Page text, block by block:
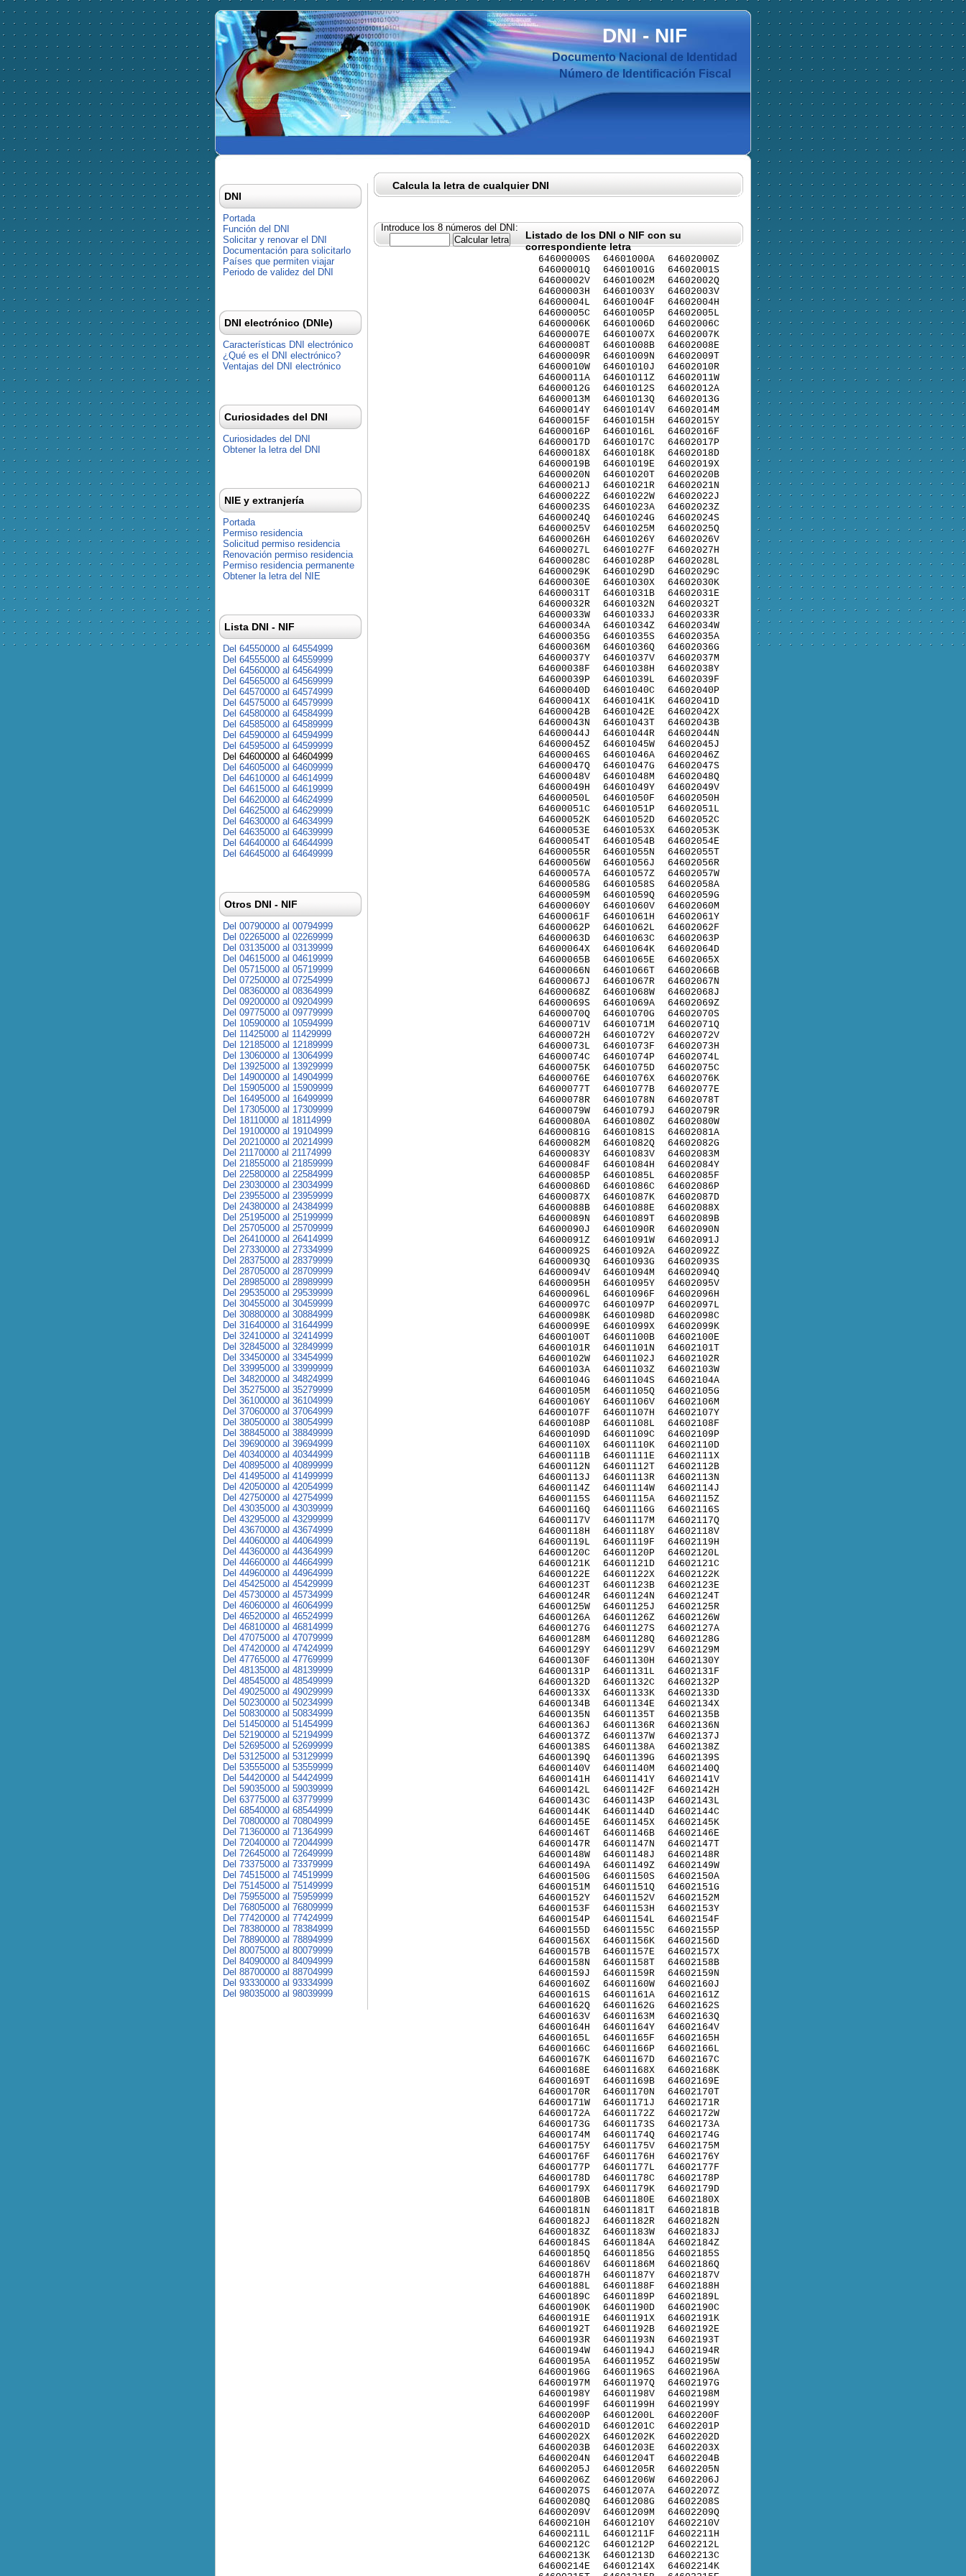
DNI-NIF
Documento Nacional de Identidad
Número de Identificación Fiscal
Calcula la letra de cualquier DNI
Introduce los 8 números del DNI:
Listado de los DNI o NIF con su
correspondiente letra
64600000S
64600001Q
64600002V
64600003H
64600004L
64600005C
64600006K
64600007E
64600008T
64600009R
64600010W
64600011A
64600012G
64600013M
64600014Y
64600015F
64600016P
64600017D
64600018X
64600019B
64600020N
64600021J
64600022Z
64600023S
64600024Q
64600025V
64600026H
64600027L
64600028C
64600029K
64600030E
64600031T
64600032R
64600033W
64600034A
64600035G
64600036M
64600037Y
64600038F
64600039P
64600040D
64600041X
64600042B
64600043N
64600044J
64600045Z
64600046S
64600047Q
64600048V
64600049H
64600050L
64600051C
64600052K
64600053E
64600054T
64600055R
64600056W
64600057A
64600058G
64600059M
64600060Y
64600061F
64600062P
64600063D
64600064X
64600065B
64600066N
64600067J
64600068Z
64600069S
64600070Q
64600071V
64600072H
64600073L
64600074C
64600075K
64600076E
64600077T
64600078R
64600079W
64600080A
64600081G
64600082M
64600083Y
64600084F
64600085P
64600086D
64600087X
64600088B
64600089N
64600090J
64600091Z
64600092S
64600093Q
64600094V
64600095H
64600096L
64600097C
64600098K
64600099E
64600100T
64600101R
64600102W
64600103A
64600104G
64600105M
64600106Y
64600107F
64600108P
64600109D
64600110X
64600111B
64600112N
64600113J
64600114Z
64600115S
64600116Q
64600117V
64600118H
64600119L
64600120C
64600121K
64600122E
64600123T
64600124R
64600125W
64600126A
64600127G
64600128M
64600129Y
64600130F
64600131P
64600132D
64600133X
64600134B
64600135N
64600136J
64600137Z
64600138S
64600139Q
64600140V
64600141H
64600142L
64600143C
64600144K
64600145E
64600146T
64600147R
64600148W
64600149A
64600150G
64600151M
64600152Y
64600153F
64600154P
64600155D
64600156X
64600157B
64600158N
64600159J
64600160Z
64600161S
64600162Q
64600163V
64600164H
64600165L
64600166C
64600167K
64600168E
64600169T
64600170R
64600171W
64600172A
64600173G
64600174M
64600175Y
64600176F
64600177P
64600178D
64600179X
64600180B
64600181N
64600182J
64600183Z
64600184S
64600185Q
64600186V
64600187H
64600188L
64600189C
64600190K
64600191E
64600192T
64600193R
64600194W
64600195A
64600196G
64600197M
64600198Y
64600199F
64600200P
64600201D
64600202X
64600203B
64600204N
64600205J
64600206Z
64600207S
64600208Q
64600209V
64600210H
64600211L
64600212C
64600213K
64600214E
64601000A
64601001G
64601002M
64601003Y
64601004F
64601005P
64601006D
64601007X
64601008B
64601009N
64601010J
64601011Z
64601012S
64601013Q
64601014V
64601015H
64601016L
64601017C
64601018K
64601019E
64601020T
64601021R
64601022W
64601023A
64601024G
64601025M
64601026Y
64601027F
64601028P
64601029D
64601030X
64601031B
64601032N
64601033J
64601034Z
64601035S
64601036Q
64601037V
64601038H
64601039L
64601040C
64601041K
64601042E
64601043T
64601044R
64601045W
64601046A
64601047G
64601048M
64601049Y
64601050F
64601051P
64601052D
64601053X
64601054B
64601055N
64601056J
64601057Z
64601058S
64601059Q
64601060V
64601061H
64601062L
64601063C
64601064K
64601065E
64601066T
64601067R
64601068W
64601069A
64601070G
64601071M
64601072Y
64601073F
64601074P
64601075D
64601076X
64601077B
64601078N
64601079J
64601080Z
64601081S
64601082Q
64601083V
64601084H
64601085L
64601086C
64601087K
64601088E
64601089T
64601090R
64601091W
64601092A
64601093G
64601094M
64601095Y
64601096F
64601097P
64601098D
64601099X
64601100B
64601101N
64601102J
64601103Z
64601104S
64601105Q
64601106V
64601107H
64601108L
64601109C
64601110K
64601111E
64601112T
64601113R
64601114W
64601115A
64601116G
64601117M
64601118Y
64601119F
64601120P
64601121D
64601122X
64601123B
64601124N
64601125J
64601126Z
64601127S
64601128Q
64601129V
64601130H
64601131L
64601132C
64601133K
64601134E
64601135T
64601136R
64601137W
64601138A
64601139G
64601140M
64601141Y
64601142F
64601143P
64601144D
64601145X
64601146B
64601147N
64601148J
64601149Z
64601150S
64601151Q
64601152V
64601153H
64601154L
64601155C
64601156K
64601157E
64601158T
64601159R
64601160W
64601161A
64601162G
64601163M
64601164Y
64601165F
64601166P
64601167D
64601168X
64601169B
64601170N
64601171J
64601172Z
64601173S
64601174Q
64601175V
64601176H
64601177L
64601178C
64601179K
64601180E
64601181T
64601182R
64601183W
64601184A
64601185G
64601186M
64601187Y
64601188F
64601189P
64601190D
64601191X
64601192B
64601193N
64601194J
64601195Z
64601196S
64601197Q
64601198V
64601199H
64601200L
64601201C
64601202K
64601203E
64601204T
64601205R
64601206W
64601207A
64601208G
64601209M
64601210Y
64601211F
64601212P
64601213D
64601214X
64602000Z
64602001S
64602002Q
64602003V
64602004H
64602005L
64602006C
64602007K
64602008E
64602009T
64602010R
64602011W
64602012A
64602013G
64602014M
64602015Y
64602016F
64602017P
64602018D
64602019X
64602020B
64602021N
64602022J
64602023Z
64602024S
64602025Q
64602026V
64602027H
64602028L
64602029C
64602030K
64602031E
64602032T
64602033R
64602034W
64602035A
64602036G
64602037M
64602038Y
64602039F
64602040P
64602041D
64602042X
64602043B
64602044N
64602045J
64602046Z
64602047S
64602048Q
64602049V
64602050H
64602051L
64602052C
64602053K
64602054E
64602055T
64602056R
64602057W
64602058A
64602059G
64602060M
64602061Y
64602062F
64602063P
64602064D
64602065X
64602066B
64602067N
64602068J
64602069Z
64602070S
64602071Q
64602072V
64602073H
64602074L
64602075C
64602076K
64602077E
64602078T
64602079R
64602080W
64602081A
64602082G
64602083M
64602084Y
64602085F
64602086P
64602087D
64602088X
64602089B
64602090N
64602091J
64602092Z
64602093S
64602094Q
64602095V
64602096H
64602097L
64602098C
64602099K
64602100E
64602101T
64602102R
64602103W
64602104A
64602105G
64602106M
64602107Y
64602108F
64602109P
64602110D
64602111X
64602112B
64602113N
64602114J
64602115Z
64602116S
64602117Q
64602118V
64602119H
64602120L
64602121C
64602122K
64602123E
64602124T
64602125R
64602126W
64602127A
64602128G
64602129M
64602130Y
64602131F
64602132P
64602133D
64602134X
64602135B
64602136N
64602137J
64602138Z
64602139S
64602140Q
64602141V
64602142H
64602143L
64602144C
64602145K
64602146E
64602147T
64602148R
64602149W
64602150A
64602151G
64602152M
64602153Y
64602154F
64602155P
64602156D
64602157X
64602158B
64602159N
64602160J
64602161Z
64602162S
64602163Q
64602164V
64602165H
64602166L
64602167C
64602168K
64602169E
64602170T
64602171R
64602172W
64602173A
64602174G
64602175M
64602176Y
64602177F
64602178P
64602179D
64602180X
64602181B
64602182N
64602183J
64602184Z
64602185S
64602186Q
64602187V
64602188H
64602189L
64602190C
64602191K
64602192E
64602193T
64602194R
64602195W
64602196A
64602197G
64602198M
64602199Y
64602200F
64602201P
64602202D
64602203X
64602204B
64602205N
64602206J
64602207Z
64602208S
64602209Q
64602210V
64602211H
64602212L
64602213C
64602214K
DNI
Portada
Función del DNI
Solicitar y renovar el DNI
Documentación para solicitarlo
Países que permiten viajar
Periodo de validez del DNI
DNI electrónico (DNIe)
Características DNI electrónico
¿Qué es el DNI electrónico?
Ventajas del DNI electrónico
Curiosidades del DNI
Curiosidades del DNI
Obtener la letra del DNI
NIE y extranjería
Portada
Permiso residencia
Solicitud permiso residencia
Renovación permiso residencia
Permiso residencia permanente
Obtener la letra del NIE
Lista DNI - NIF
Del 64550000 al 64554999
Del 64555000 al 64559999
Del 64560000 al 64564999
Del 64565000 al 64569999
Del 64570000 al 64574999
Del 64575000 al 64579999
Del 64580000 al 64584999
Del 64585000 al 64589999
Del 64590000 al 64594999
Del 64595000 al 64599999
Del 64600000 al 64604999
Del 64605000 al 64609999
Del 64610000 al 64614999
Del 64615000 al 64619999
Del 64620000 al 64624999
Del 64625000 al 64629999
Del 64630000 al 64634999
Del 64635000 al 64639999
Del 64640000 al 64644999
Del 64645000 al 64649999
Otros DNI - NIF
Del 00790000 al 00794999
Del 02265000 al 02269999
Del 03135000 al 03139999
Del 04615000 al 04619999
Del 05715000 al 05719999
Del 07250000 al 07254999
Del 08360000 al 08364999
Del 09200000 al 09204999
Del 09775000 al 09779999
Del 10590000 al 10594999
Del 11425000 al 11429999
Del 12185000 al 12189999
Del 13060000 al 13064999
Del 13925000 al 13929999
Del 14900000 al 14904999
Del 15905000 al 15909999
Del 16495000 al 16499999
Del 17305000 al 17309999
Del 18110000 al 18114999
Del 19100000 al 19104999
Del 20210000 al 20214999
Del 21170000 al 21174999
Del 21855000 al 21859999
Del 22580000 al 22584999
Del 23030000 al 23034999
Del 23955000 al 23959999
Del 24380000 al 24384999
Del 25195000 al 25199999
Del 25705000 al 25709999
Del 26410000 al 26414999
Del 27330000 al 27334999
Del 28375000 al 28379999
Del 28705000 al 28709999
Del 28985000 al 28989999
Del 29535000 al 29539999
Del 30455000 al 30459999
Del 30880000 al 30884999
Del 31640000 al 31644999
Del 32410000 al 32414999
Del 32845000 al 32849999
Del 33450000 al 33454999
Del 33995000 al 33999999
Del 34820000 al 34824999
Del 35275000 al 35279999
Del 36100000 al 36104999
Del 37060000 al 37064999
Del 38050000 al 38054999
Del 38845000 al 38849999
Del 39690000 al 39694999
Del 40340000 al 40344999
Del 40895000 al 40899999
Del 41495000 al 41499999
Del 42050000 al 42054999
Del 42750000 al 42754999
Del 43035000 al 43039999
Del 43295000 al 43299999
Del 43670000 al 43674999
Del 44060000 al 44064999
Del 44360000 al 44364999
Del 44660000 al 44664999
Del 44960000 al 44964999
Del 45425000 al 45429999
Del 45730000 al 45734999
Del 46060000 al 46064999
Del 46520000 al 46524999
Del 46810000 al 46814999
Del 47075000 al 47079999
Del 47420000 al 47424999
Del 47765000 al 47769999
Del 48135000 al 48139999
Del 48545000 al 48549999
Del 49025000 al 49029999
Del 50230000 al 50234999
Del 50830000 al 50834999
Del 51450000 al 51454999
Del 52190000 al 52194999
Del 52695000 al 52699999
Del 53125000 al 53129999
Del 53555000 al 53559999
Del 54420000 al 54424999
Del 59035000 al 59039999
Del 63775000 al 63779999
Del 68540000 al 68544999
Del 70800000 al 70804999
Del 71360000 al 71364999
Del 72040000 al 72044999
Del 72645000 al 72649999
Del 73375000 al 73379999
Del 74515000 al 74519999
Del 75145000 al 75149999
Del 75955000 al 75959999
Del 76805000 al 76809999
Del 77420000 al 77424999
Del 78380000 al 78384999
Del 78890000 al 78894999
Del 80075000 al 80079999
Del 84090000 al 84094999
Del 88700000 al 88704999
Del 93330000 al 93334999
Del 98035000 al 98039999